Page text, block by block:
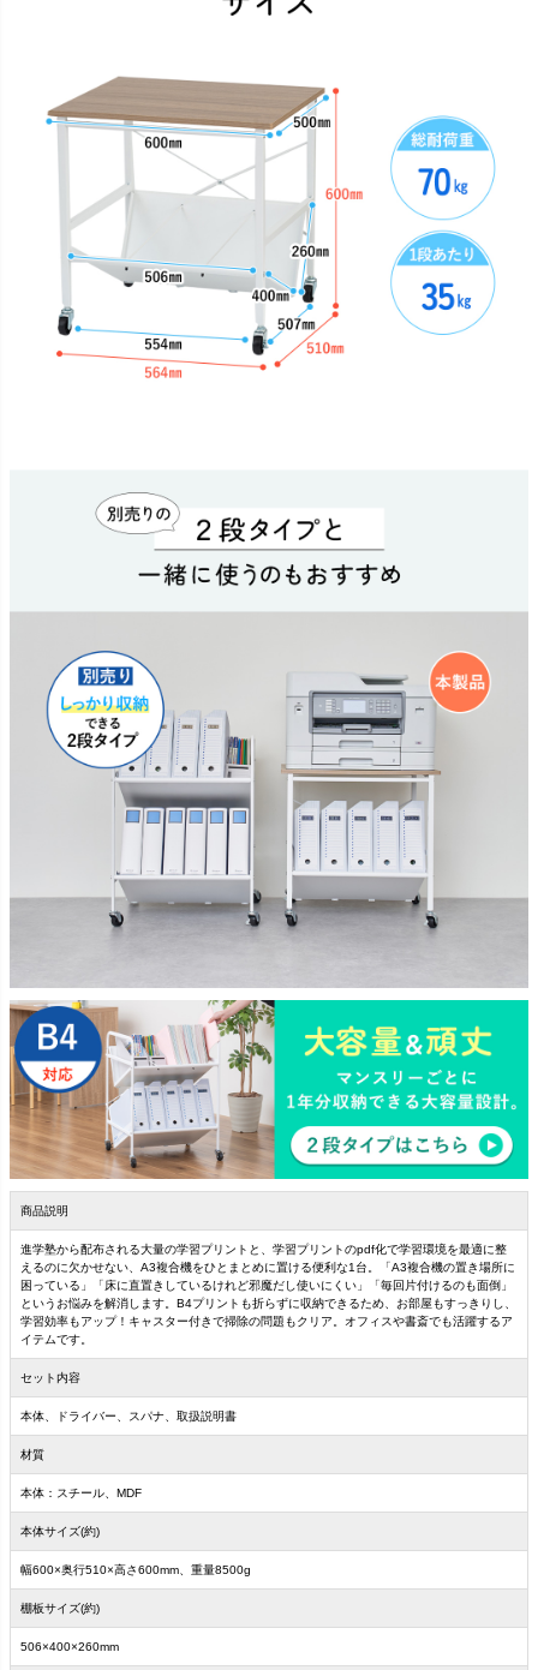
商品説明
進学塾から配布される大量の学習プリントと、学習プリントのpdf化で学習環境を最適に整
えるのに欠かせない、A3複合機をひとまとめに置ける便利な1台。「A3複合機の置き場所に
困っている」「床に直置きしているけれど邪魔だし使いにくい」「毎回片付けるのも面倒」
というお悩みを解消します。B4プリントも折らずに収納できるため、お部屋もすっきりし、
学習効率もアップ！キャスター付きで掃除の問題もクリア。オフィスや書斎でも活躍するア
イテムです。
セット内容
本体、ドライバー、スパナ、取扱説明書
材質
本体：スチール、MDF
本体サイズ(約)
幅600×奥行510×高さ600mm、重量8500g
棚板サイズ(約)
506×400×260mm